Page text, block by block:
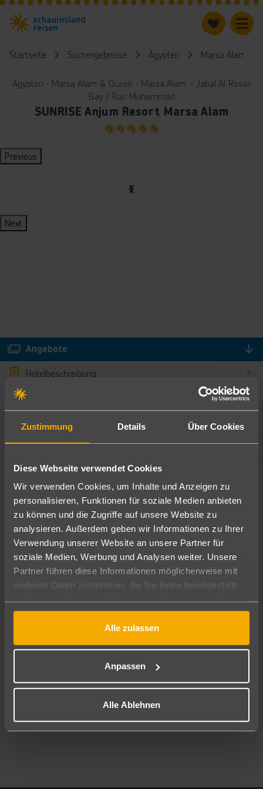
Zustimmung Details Über Cookies
Diese Webseite verwendet Cookies
Wir verwenden Cookies, um Inhalte und Anzeigen zu
personalisieren, Funktionen für soziale Medien anbieten
zu können und die Zugriffe auf unsere Website zu
analysieren. Außerdem geben wir Informationen zu Ihrer
Verwendung unserer Website an unsere Partner für
soziale Medien, Werbung und Analysen weiter. Unsere
Partner führen diese Informationen möglicherweise mit
weiteren Daten zusammen, die Sie ihnen bereitgestellt
gesammelt haben.
Alle zulassen
Anpassen
Alle Ablehnen
Startseite Suchergebnisse Ägypten Marsa Alam &
Ägypten ∙ Marsa Alam & Quseir ∙ Marsa Alam - Jabal Al Rosas
Bay / Ras Muhammad
SUNRISE Anjum Resort Marsa Alam
5
Previous
Next
Angebote
Hotelbeschreibung
Hotelmerkmale
Bewertungen
Lage und Umgebung
Angebote filtern
Ändere die Kriterien nach deinen Wünschen
Pauschal Nur Hotel
Abflughafen
Reisezeitraum
09.08.26–07.08.27 7-21 Nächte
2 Erwachsene Keine Kinder